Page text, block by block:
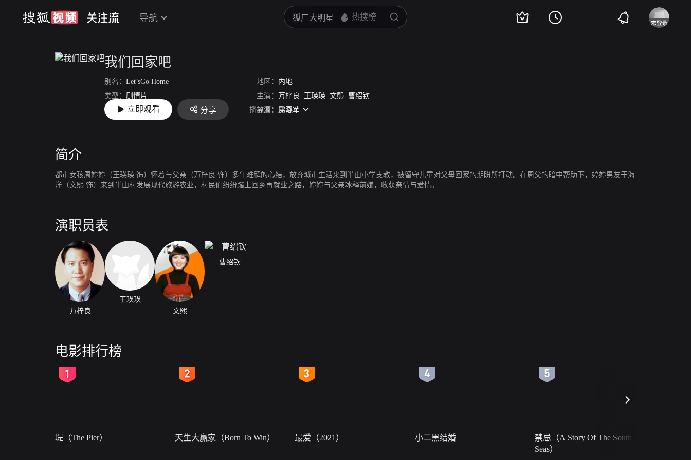
导航
我们回家吧
别名： Let’sGo Home 地区： 内地
类型： 剧情片 主演： 万梓良 王瑛瑛 文熙 曹绍钦
上映： 2019-01-30 导演： 邱晓军
立即观看 分享 播放源： 爱奇艺
简介
都市女孩周婷婷（王瑛瑛 饰）怀着与父亲（万梓良 饰）多年难解的心结，放弃城市生活来到半山小学支教，被留守儿童对父母回家的期盼所打动。在周父的暗中帮助下，婷婷男友于海
洋（文熙 饰）来到半山村发展现代旅游农业，村民们纷纷踏上回乡再就业之路，婷婷与父亲冰释前嫌，收获亲情与爱情。
演职员表
万梓良
王瑛瑛
文熙
曹绍钦
电影排行榜
堤（The Pier） 天生大赢家（Born To Win） 最爱（2021） 小二黑结婚
禁忌（A Story Of The South
Seas）